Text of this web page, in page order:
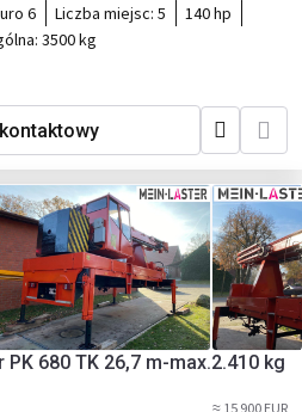
6 Liczba miejsc: 5
140 hp
3500 kg
680 TK 26,7 m-max.2.410 kg
≈ 15 900 EUR